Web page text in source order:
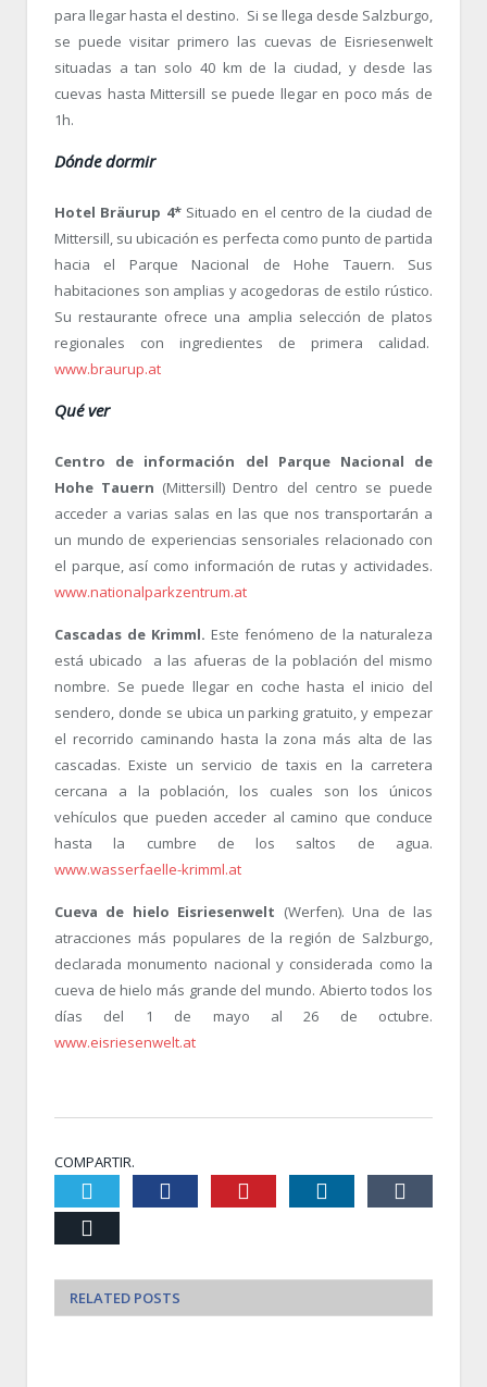
para llegar hasta el destino. Si se llega desde Salzburgo,
se puede visitar primero las cuevas de Eisriesenwelt
situadas a tan solo 40 km de la ciudad, y desde las
cuevas hasta Mittersill se puede llegar en poco más de
1h.
Dónde dormir
Hotel Bräurup 4*Situado en el centro de la ciudad de
Mittersill, su ubicación es perfecta como punto de partida
hacia el Parque Nacional de Hohe Tauern. Sus
habitaciones son amplias y acogedoras de estilo rústico.
Su restaurante ofrece una amplia selección de platos
regionales con ingredientes de primera calidad.
www.braurup.at
Qué ver
Centro de información del Parque Nacional de
Hohe Tauern (Mittersill) Dentro del centro se puede
acceder a varias salas en las que nos transportarán a
un mundo de experiencias sensoriales relacionado con
el parque, así como información de rutas y actividades.
www.nationalparkzentrum.at
Cascadas de Krimml. Este fenómeno de la naturaleza
está ubicado a las afueras de la población del mismo
nombre. Se puede llegar en coche hasta el inicio del
sendero, donde se ubica un parking gratuito, y empezar
el recorrido caminando hasta la zona más alta de las
cascadas. Existe un servicio de taxis en la carretera
cercana a la población, los cuales son los únicos
vehículos que pueden acceder al camino que conduce
hasta la cumbre de los saltos de agua.
www.wasserfaelle-krimml.at
Cueva de hielo Eisriesenwelt (Werfen). Una de las
atracciones más populares de la región de Salzburgo,
declarada monumento nacional y considerada como la
cueva de hielo más grande del mundo. Abierto todos los
días del 1 de mayo al 26 de octubre.
www.eisriesenwelt.at
COMPARTIR.
Facebook Pinterest LinkedIn
RELATED POSTS